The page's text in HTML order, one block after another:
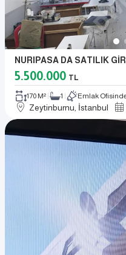
NURIPASA DA SATILIK
5.500.000 TL
170 M² 1 Emlak
Zeytinburnu, İstanbul